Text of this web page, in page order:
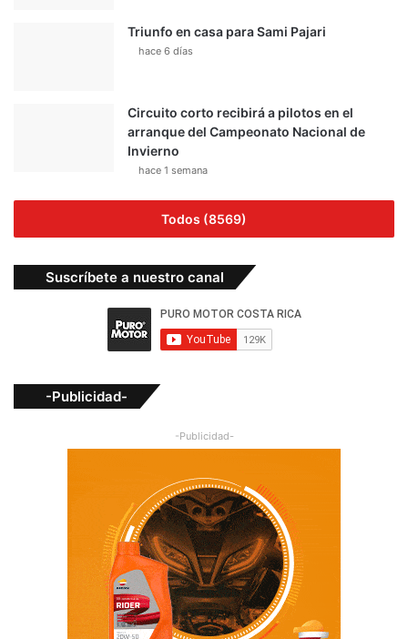
Triunfo en casa para Sami Pajari
hace 6 días
Circuito corto recibirá a pilotos en el
arranque del Campeonato Nacional de
Invierno
hace 1 semana
Todos (8569)
Suscríbete a nuestro canal
-Publicidad-
-Publicidad-